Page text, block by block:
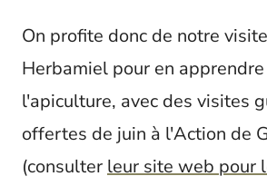
On profite donc de notre
Herbamiel pour en
l'apiculture, avec des visites
offertes de juin à l'Action de
(consulterleur site web pour